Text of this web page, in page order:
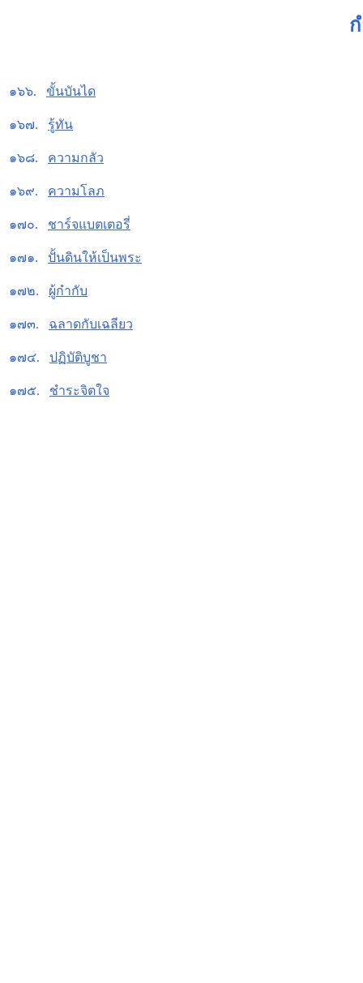
๑๖๖. ขั้นบันได
๑๖๗. รู้ทัน
๑๖๘. ความกลัว
๑๖๙. ความโลภ
๑๗๐. ชาร์จแบตเตอรี่
๑๗๑. ปั้นดินให้เป็นพระ
๑๗๒. ผู้กำกับ
๑๗๓. ฉลาดกับเฉลียว
๑๗๔. ปฏิบัติบูชา
๑๗๕. ชำระจิตใจ